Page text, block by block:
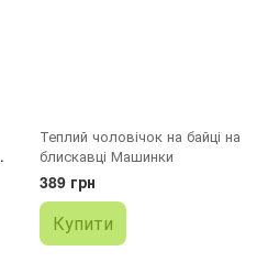
Теплий чоловічок на байці на
блискавці Машинки
389 грн
Купити